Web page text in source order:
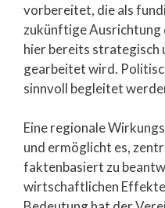
vorbereitet, die als
zukünftige Ausrichtung
hier bereits strategisch
gearbeitet wird.
sinnvoll begleitet
Eine regionale
und ermöglicht es,
faktenbasiert zu
wirtschaftlichen